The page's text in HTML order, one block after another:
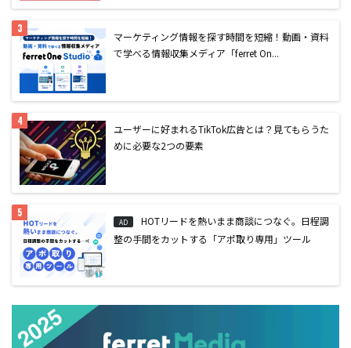
マーケティング情報を探す時間を短縮！動画・資料
で学べる情報収集メディア「ferret On...
ユーザーに好まれるTikTok広告とは？見てもらうた
めに必要な2つの要素
AD
HOTリードを熱いまま商談につなぐ。日程調
整の手間をカットする「アポ取り専用」ツール